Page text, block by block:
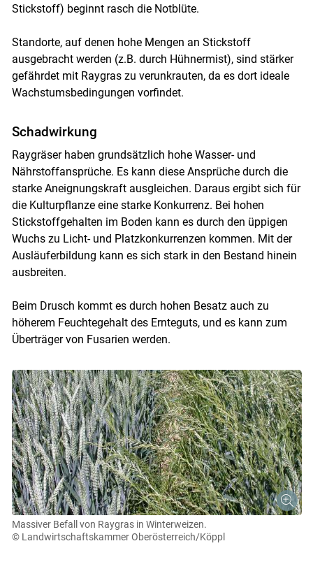
Stickstoff) beginnt rasch die Notblüte.
Standorte, auf denen hohe Mengen an Stickstoff
ausgebracht werden (z.B. durch Hühnermist), sind stärker
gefährdet mit Raygras zu verunkrauten, da es dort ideale
Wachstumsbedingungen vorfindet.
Schadwirkung
Raygräser haben grundsätzlich hohe Wasser- und
Nährstoffansprüche. Es kann diese Ansprüche durch die
starke Aneignungskraft ausgleichen. Daraus ergibt sich für
die Kulturpflanze eine starke Konkurrenz. Bei hohen
Stickstoffgehalten im Boden kann es durch den üppigen
Wuchs zu Licht- und Platzkonkurrenzen kommen. Mit der
Ausläuferbildung kann es sich stark in den Bestand hinein
ausbreiten.
Beim Drusch kommt es durch hohen Besatz auch zu
höherem Feuchtegehalt des Ernteguts, und es kann zum
Überträger von Fusarien werden.
Massiver Befall von Raygras in Winterweizen.
© Landwirtschaftskammer Oberösterreich/Köppl